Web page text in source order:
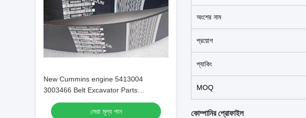
New Cummins engine 5413004
3003466 Belt Excavator Parts
Original/OEM
সেরা মূল্য পান
অংশের নাম
প্রয়োগ
প্যাকিং
MOQ
কোম্পানির প্রোফাইল